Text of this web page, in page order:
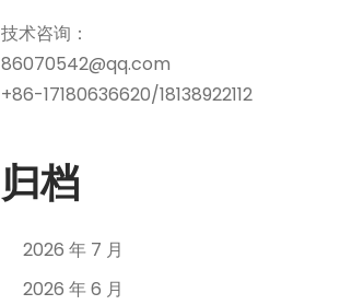
技术咨询：
86070542@qq.com
+86-17180636620/18138922112
归档
2026 年 7 月
2026 年 6 月